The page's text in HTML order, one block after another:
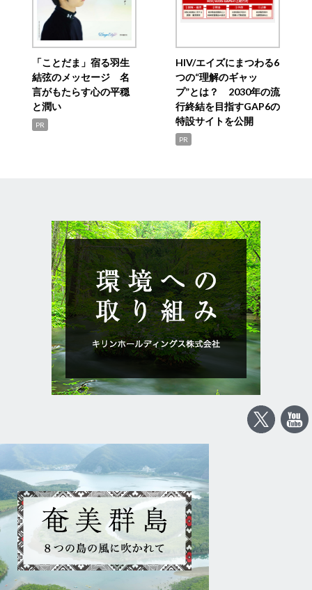
「ことだま」宿る羽生
結弦のメッセージ 名
言がもたらす心の平穏
と潤い
PR
HIV/エイズにまつわる6
つの“理解のギャッ
プ”とは？ 2030年の流
行終結を目指すGAP6の
特設サイトを公開
PR